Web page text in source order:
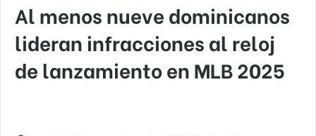
Al menos nueve dominicanos
lideran infracciones al reloj
de lanzamiento en MLB 2025